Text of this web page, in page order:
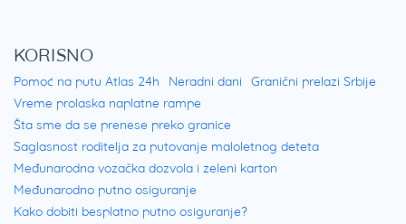
KORISNO
Pomoć na putu Atlas 24h Neradni dani
Granični prelazi Srbije
Vreme prolaska naplatne rampe
Šta sme da se prenese preko granice
Saglasnost roditelja za putovanje maloletnog deteta
Međunarodna vozačka dozvola i zeleni karton
Međunarodno putno osiguranje
Kako dobiti besplatno putno osiguranje?